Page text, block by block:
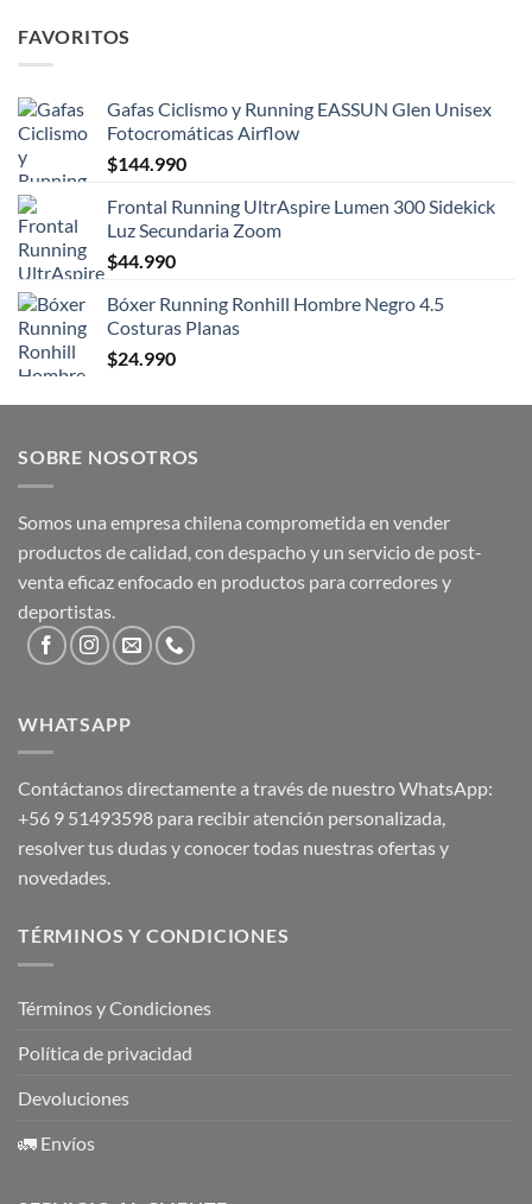
FAVORITOS
Gafas Ciclismo y Running EASSUN Glen Unisex
Fotocromáticas Airflow
$144.990
Frontal Running UltrAspire Lumen 300 Sidekick
Luz Secundaria Zoom
$44.990
Bóxer Running Ronhill Hombre Negro 4.5
Costuras Planas
$24.990
SOBRE NOSOTROS
Somos una empresa chilena comprometida en vender
productos de calidad, con despacho y un servicio de post-
venta eficaz enfocado en productos para corredores y
deportistas.
WHATSAPP
Contáctanos directamente a través de nuestro WhatsApp:
+56 9 51493598 para recibir atención personalizada,
resolver tus dudas y conocer todas nuestras ofertas y
novedades.
TÉRMINOS Y CONDICIONES
Términos y Condiciones
Política de privacidad
Devoluciones
🚛 Envíos